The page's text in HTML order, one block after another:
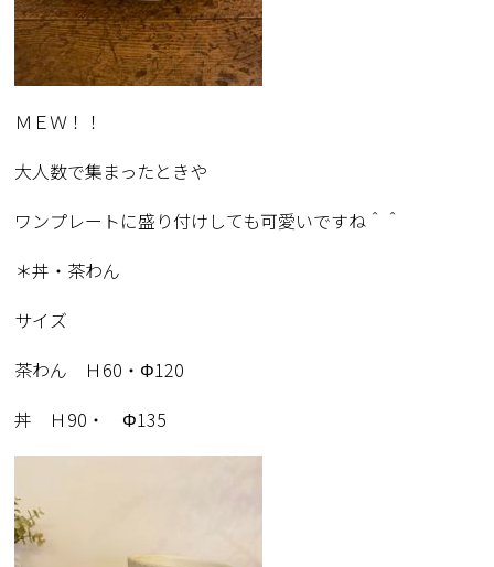
ＭＥＷ！！
大人数で集まったときや
ワンプレートに盛り付けしても可愛いですね＾＾
＊丼・茶わん
サイズ
茶わん Ｈ60・Φ120
丼 Ｈ90・ Φ135